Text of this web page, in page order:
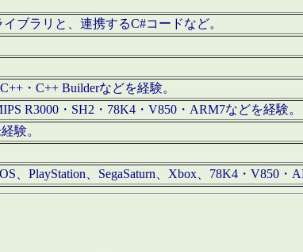
ブラリと、連携するC#コードなど。
・C++ Builderなどを経験。
R3000・SH2・78K4・V850・ARM7などを経験。
験。
、PlayStation、SegaSaturn、Xbox、78K4・V850・